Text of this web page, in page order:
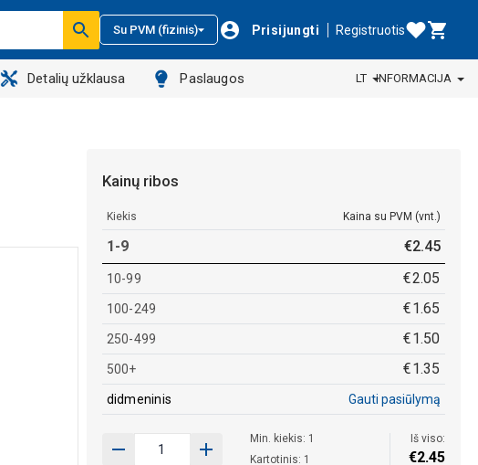
Su PVM (fizinis) Prisijungti Registruotis
Detalių užklausa Paslaugos LT INFORMACIJA
Kainų ribos
Kiekis Kaina su PVM (vnt.)
1-9 €2.45
10-99 €2.05
100-249 €1.65
250-499 €1.50
500+ €1.35
didmeninis Gauti pasiūlymą
Min. kiekis: 1
Kartotinis: 1
Iš viso:
€2.45